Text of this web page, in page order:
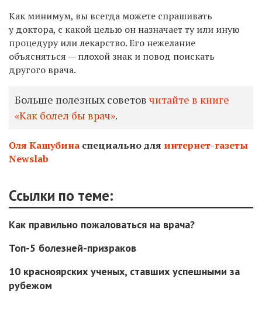
Как минимум, вы всегда можете спрашивать
у доктора, с какой целью он назначает ту или иную
процедуру или лекарство. Его нежелание
объясняться — плохой знак и повод поискать
другого врача.
Больше полезных советов читайте в книге
«Как болел бы врач».
Оля Кашубина специально для интернет-газеты
Newslab
Ссылки по теме:
Как правильно пожаловаться на врача?
Топ-5 болезней-призраков
10 красноярских ученых, ставших успешными за
рубежом